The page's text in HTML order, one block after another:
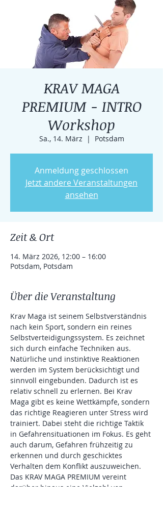
KRAV MAGA
PREMIUM - INTRO
Workshop
Sa., 14. März
  |
Potsdam
Anmeldung geschlossen
Jetzt andere Veranstaltungen
ansehen
Zeit & Ort
14. März 2026, 12:00 – 16:00
Potsdam, Potsdam
Über die Veranstaltung
Krav Maga ist seinem Selbstverständnis
nach kein Sport, sondern ein reines
Selbstverteidigungssystem. Es zeichnet
sich durch einfache Techniken aus.
Natürliche und instinktive Reaktionen
werden im System berücksichtigt und
sinnvoll eingebunden. Dadurch ist es
relativ schnell zu erlernen. Bei Krav
Maga gibt es keine Wettkämpfe, sondern
das richtige Reagieren unter Stress wird
trainiert. Dabei steht die richtige Taktik
in Gefahrensituationen im Fokus. Es geht
auch darum, Gefahren frühzeitig zu
erkennen und durch geschicktes
Verhalten dem Konflikt auszuweichen.
Das KRAV MAGA PREMIUM vereint
darüber hinaus eine Vielzahl von